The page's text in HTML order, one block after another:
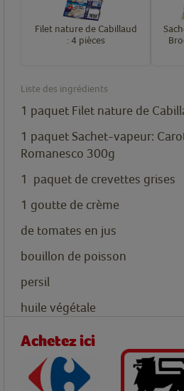
Filet nature de Cabillaud
: 4 pièces
Liste des ingrédients
1 paquet Filet nature de
1 paquetSachet-vapeur:
Romanesco 300g
1 paquet de crevettes grises
1 goutte de crème
de tomates en jus
bouillon de poisson
persil
huile végétale
Achetez ici